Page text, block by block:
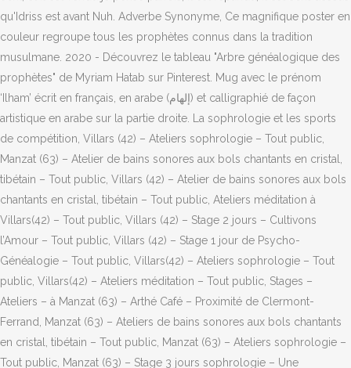
qu'Idriss est avant Nuh. Adverbe Synonyme, Ce magnifique poster en
couleur regroupe tous les prophètes connus dans la tradition
musulmane. 2020 - Découvrez le tableau "Arbre généalogique des
prophètes" de Myriam Hatab sur Pinterest. Mug avec le prénom
‘Ilham’ écrit en français, en arabe (إلهام) et calligraphié de façon
artistique en arabe sur la partie droite. La sophrologie et les sports
de compétition, Villars (42) – Ateliers sophrologie – Tout public,
Manzat (63) – Atelier de bains sonores aux bols chantants en cristal,
tibétain – Tout public, Villars (42) – Atelier de bains sonores aux bols
chantants en cristal, tibétain – Tout public, Ateliers méditation à
Villars(42) – Tout public, Villars (42) – Stage 2 jours – Cultivons
l’Amour – Tout public, Villars (42) – Stage 1 jour de Psycho-
Généalogie – Tout public, Villars(42) – Ateliers sophrologie – Tout
public, Villars(42) – Ateliers méditation – Tout public, Stages –
Ateliers – à Manzat (63) – Arthé Café – Proximité de Clermont-
Ferrand, Manzat (63) – Ateliers de bains sonores aux bols chantants
en cristal, tibétain – Tout public, Manzat (63) – Ateliers sophrologie –
Tout public, Manzat (63) – Stage 3 jours sophrologie – Une